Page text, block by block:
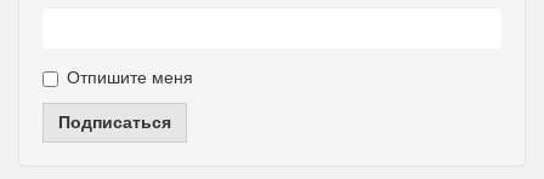
Отпишите меня
Подписаться